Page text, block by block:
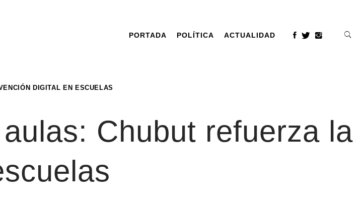
PORTADA POLÍTICA ACTUALIDAD
DIGITAL EN ESCUELAS
Chubut refuerza la